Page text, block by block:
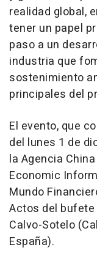
realidad global,
tener un papel
paso a un
industria que
sostenimiento
principales del
El evento, que
del lunes 1 de
la Agencia
Economic
Mundo
Actos del bufete
Calvo-Sotelo
España).